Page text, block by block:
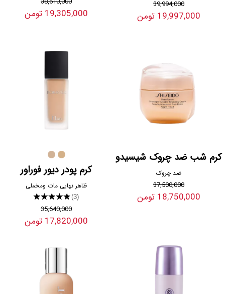
39,994,000
19,997,000 تومن 19,305,000 تومن
کرم شب ضد چروک شیسیدو
ضد چروک
37,500,000
18,750,000 تومن
کرم پودر دیور فوراور
ظاهر نهایی مات ومخملی
★★★★★(3)
35,640,000
17,820,000 تومن